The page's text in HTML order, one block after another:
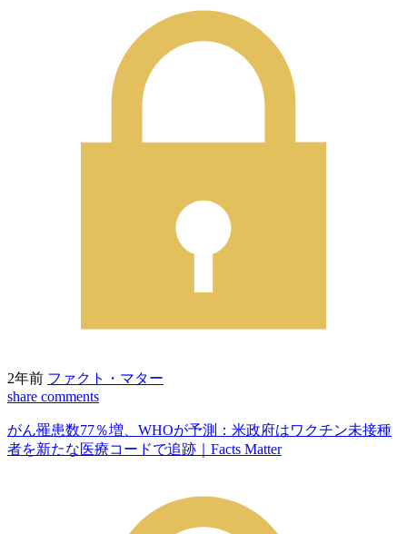
2年前 ファクト・マター
share comments
がん罹患数77％増、WHOが予測：米政府はワクチン未接種
者を新たな医療コードで追跡｜Facts Matter